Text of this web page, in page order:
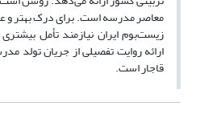
معاصر مدرسه است. برای درک بهتر و
زیست‌بوم ایران نیازمند تأمل
ارائه روایت تفصیلی از جریان
قاجار است.